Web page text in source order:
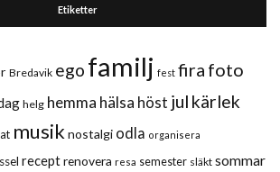
Etiketter
Bredavik ego familj fest fira foto
helg hemma hälsa höst jul kärlek
musik nostalgi odla organisera
receptrenovera resa semester släkt sommar